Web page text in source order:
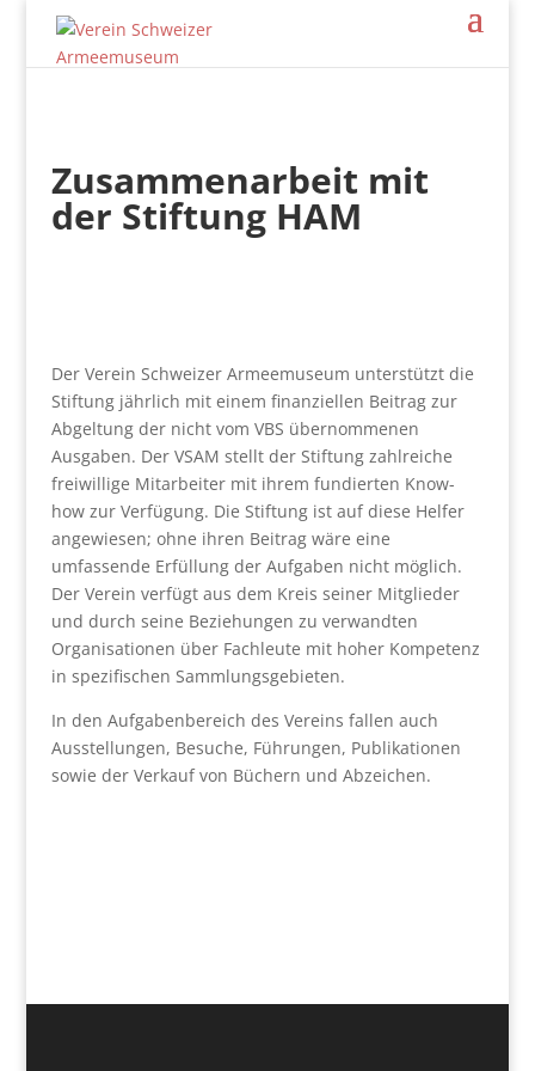
Zusammenarbeit mit
der Stiftung HAM
Der Verein Schweizer Armeemuseum unterstützt die
Stiftung jährlich mit einem finanziellen Beitrag zur
Abgeltung der nicht vom VBS übernommenen
Ausgaben. Der VSAM stellt der Stiftung zahlreiche
freiwillige Mitarbeiter mit ihrem fundierten Know-
how zur Verfügung. Die Stiftung ist auf diese Helfer
angewiesen; ohne ihren Beitrag wäre eine
umfassende Erfüllung der Aufgaben nicht möglich.
Der Verein verfügt aus dem Kreis seiner Mitglieder
und durch seine Beziehungen zu verwandten
Organisationen über Fachleute mit hoher Kompetenz
in spezifischen Sammlungsgebieten.
In den Aufgabenbereich des Vereins fallen auch
Ausstellungen, Besuche, Führungen, Publikationen
sowie der Verkauf von Büchern und Abzeichen.